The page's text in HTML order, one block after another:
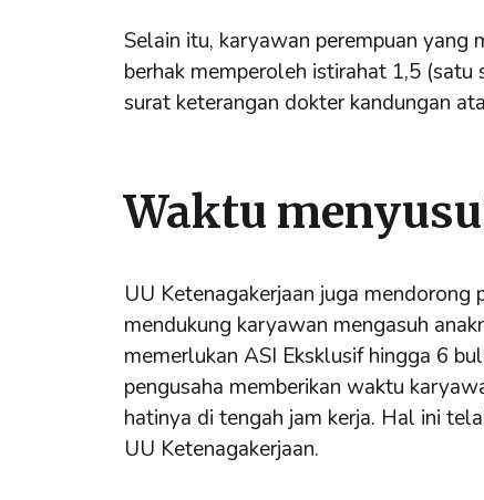
Selain itu, karyawan perempuan yang
berhak memperoleh istirahat 1,5 (satu
surat keterangan dokter kandungan
Waktu
UU Ketenagakerjaan juga mendorong
mendukung karyawan mengasuh
memerlukan ASI Eksklusif hingga 6
pengusaha memberikan waktu
hatinya di tengah jam kerja. Hal ini
UU Ketenagakerjaan.